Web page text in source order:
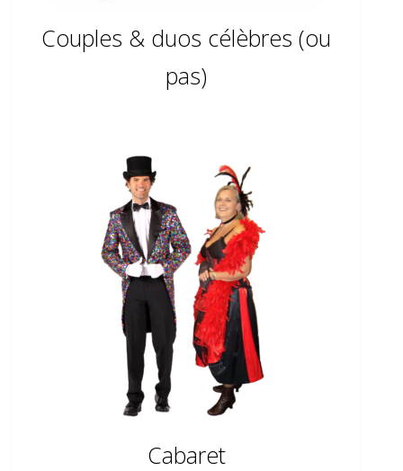
Couples & duos célèbres (ou
pas)
Cabaret